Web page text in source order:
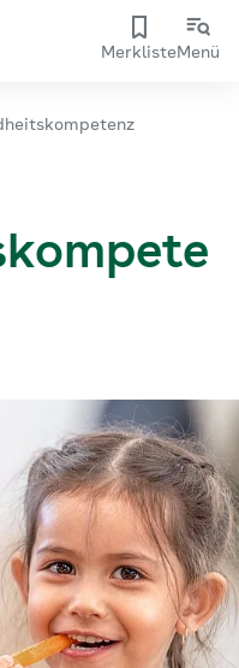
MerklisteMenü